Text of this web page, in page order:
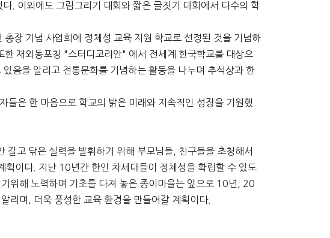
. 이외에도 그림그리기 대회와 짧은 글짓기 대회에서 다수의 학
장 기념 사업회에 정체성 교육 지원 학교로 선정된 것을 기념하
재외동포청 "스터디코리안" 에서 전세계 한국학교를 대상으
음을 알리고 전통문화를 기념하는 활동을 나누며 추석상과 한
들은 한 마음으로 학교의 밝은 미래와 지속적인 성장을 기원했
고 닦은 실력을 발휘하기 위해 부모님들, 친구들을 초청해서
획이다. 지난 10년간 한인 차세대들이 정체성을 확립할 수 있도
위해 노력하며 기초를 다져 놓은 종이마을는 앞으로 10년, 20
리며, 더욱 풍성한 교육 환경을 만들어갈 계획이다.